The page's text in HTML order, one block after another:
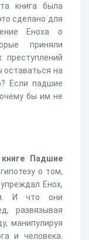
книга была
сделано для
Еноха о
приняли
оставаться на
Если падшие
бы им не
Падшие
о том,
Енох,
И что они
развязывая
манипулируя
и человека.